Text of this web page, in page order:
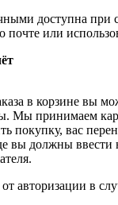
доступна при
почте или
в корзине вы
Мы принимаем
покупку, вас
вы должны ввести
авторизации в